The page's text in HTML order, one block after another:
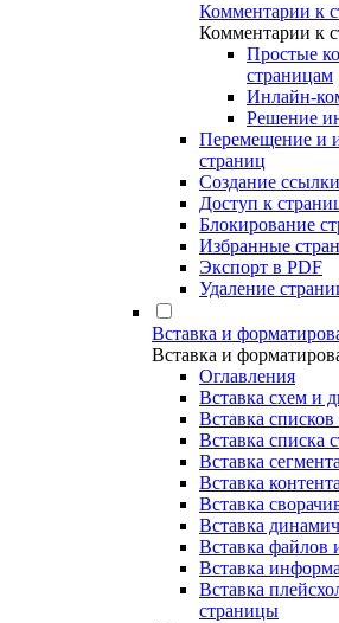
Комментарии к
Комментарии к
Простые
страницам
Инлайн-
Решение
Перемещение и
страниц
Создание
Доступ к
Блокирование
Избранные
Экспорт в PDF
Удаление
Вставка и
Вставка и
Оглавления
Вставка схем и
Вставка списков
Вставка списка
Вставка
Вставка
Вставка
Вставка
Вставка файлов
Вставка
Вставка
страницы